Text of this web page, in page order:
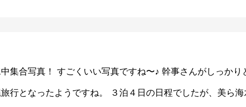
集合写真！ すごくいい写真ですね〜♪ 幹事さんがしっか
行となったようですね。 ３泊４日の日程でしたが、美ら